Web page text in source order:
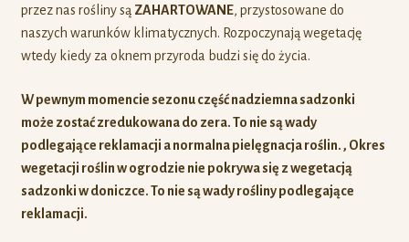
przez nas rośliny są ZAHARTOWANE, przystosowane do
naszych warunków klimatycznych. Rozpoczynają wegetację
wtedy kiedy za oknem przyroda budzi się do życia.
W pewnym momencie sezonu część nadziemna sadzonki
może zostać zredukowana do zera. To nie są wady
podlegające reklamacji a normalna pielęgnacja roślin. , Okres
wegetacji roślin w ogrodzie nie pokrywa się z wegetacją
sadzonki w doniczce. To nie są wady rośliny podlegające
reklamacji.